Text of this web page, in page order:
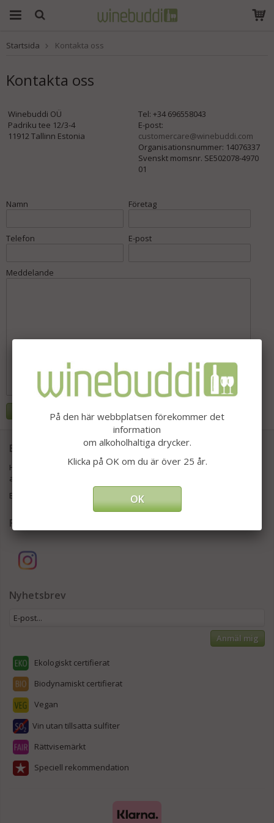
Startsida Kontakta oss
Kontakta oss
Winebuddi OÜ
Padriku tee 12/3-4
11912 Tallinn Estonia
Tel: +34 696558043
E-post:
customercare@winebuddi.com
Organisationsnummer: 14076337
Svenskt momsnr. SE502078-4970
01
Namn Företag
Telefon E-post
Meddelande
Ekologiska viner direkt hem till dig
Hos Winebuddi kan du välja ur ett stort utbud av ekologiska
alkoholvaror.
Ett bekvämt sätt att handla med leverans till din dörr.
Följ oss på Instagram
Nyhetsbrev
Anmäl mig
Ekologiskt certifierat
Biodynamiskt certifierat
Vegan
Vin utan tillsatta sulfiter
Rättvisemärkt
Speciell rekommendation
På den här webbplatsen förekommer det
information
om alkoholhaltiga drycker.
Klicka på OK om du är över 25 år.
OK